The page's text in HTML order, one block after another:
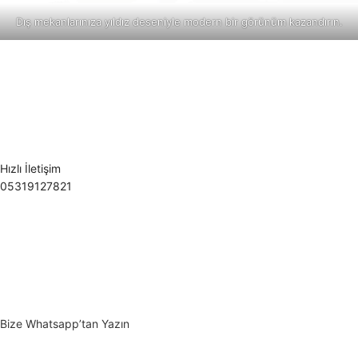
Dış mekanlarınıza yıldız deseniyle modern bir görünüm kazandırın.
Hızlı İletişim
05319127821
Bize Whatsapp’tan Yazın